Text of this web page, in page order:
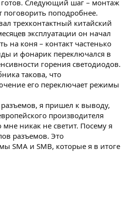
готов. Следующий шаг – монтаж
поговорить поподробнее.
трехконтактный китайский
эксплуатации он начал
на коня – контакт частенько
и фонарик переключался в
горения светодиодов.
такова, что
его переключает режимы
я пришел к выводу,
производителя
никак не светит. Посему я
разъемов. Это
SMA и SMB, которые я в итоге